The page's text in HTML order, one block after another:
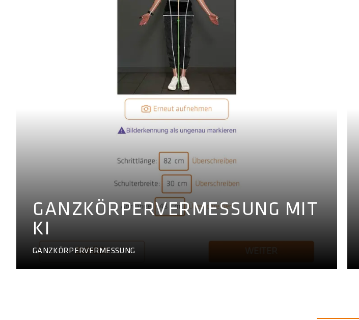
GANZKÖRPERVERMESSUNG MIT
KI
GANZKÖRPERVERMESSUNG